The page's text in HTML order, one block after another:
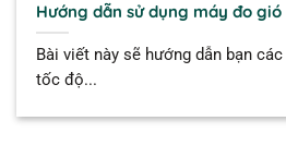
Hướng dẫn sử dụng máy đo gió
Bài viết này sẽ hướng dẫn bạn
tốc độ...